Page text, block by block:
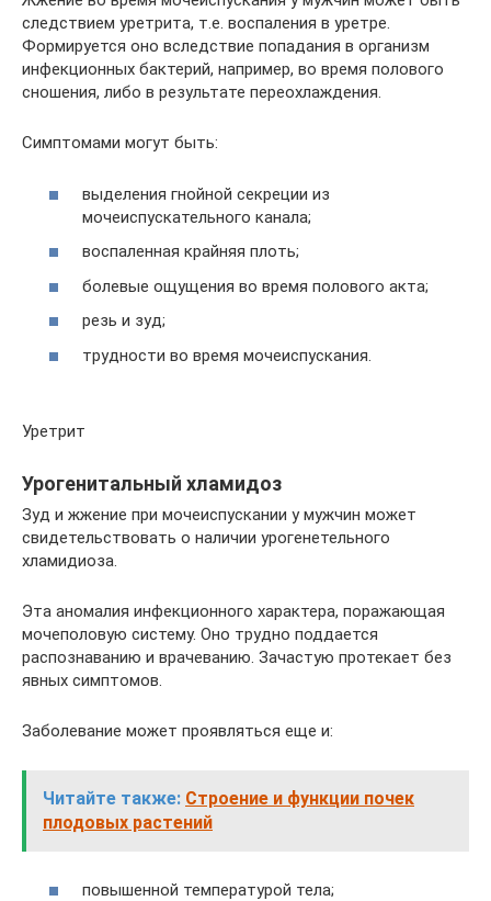
следствием уретрита, т.е. воспаления в уретре.
Формируется оно вследствие попадания в организм
инфекционных бактерий, например, во время полового
сношения, либо в результате переохлаждения.
Симптомами могут быть:
выделения гнойной секреции из
мочеиспускательного канала;
воспаленная крайняя плоть;
болевые ощущения во время полового акта;
резь и зуд;
трудности во время мочеиспускания.
Уретрит
Урогенитальный хламидоз
Зуд и жжение при мочеиспускании у мужчин может
свидетельствовать о наличии урогенетельного
хламидиоза.
Эта аномалия инфекционного характера, поражающая
мочеполовую систему. Оно трудно поддается
распознаванию и врачеванию. Зачастую протекает без
явных симптомов.
Заболевание может проявляться еще и:
Читайте также: Строение и функции почек
плодовых растений
повышенной температурой тела;